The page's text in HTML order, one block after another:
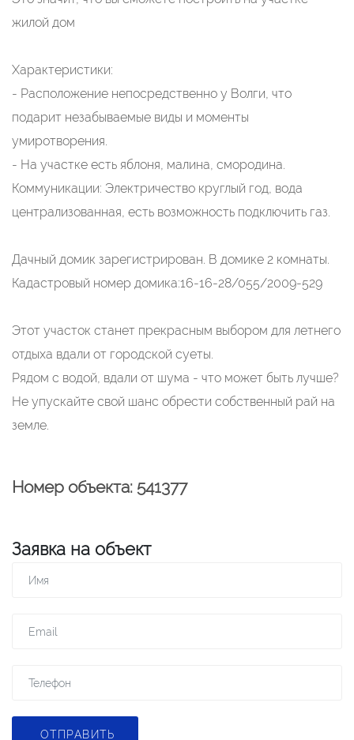
жилой дом
​​​​​​​Характеристики:
- Расположение непосредственно у Волги, что
подарит незабываемые виды и моменты
умиротворения.
- На участке есть яблоня, малина, смородина.
Коммуникации: Электричество круглый год, вода
централизованная, есть возможность подключить газ.
Дачный домик зарегистрирован. В домике 2 комнаты.
Кадастровый номер домика:16-16-28/055/2009-529
Этот участок станет прекрасным выбором для летнего
отдыха вдали от городской суеты.
Рядом с водой, вдали от шума - что может быть лучше?
Не упускайте свой шанс обрести собственный рай на
земле.
Номер объекта: 541377
Заявка на объект
ОТПРАВИТЬ